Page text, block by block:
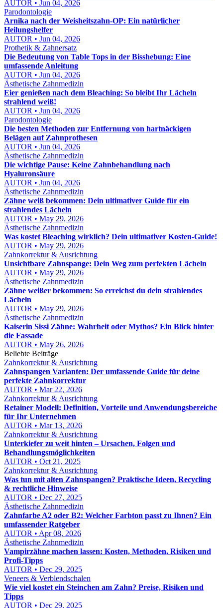
AUTOR • Jun 04, 2026
Parodontologie
Arnika nach der Weisheitszahn-OP: Ein natürlicher
Heilungshelfer
AUTOR • Jun 04, 2026
Prothetik & Zahnersatz
Die Bedeutung von Table Tops in der Bisshebung: Eine
umfassende Anleitung
AUTOR • Jun 04, 2026
Ästhetische Zahnmedizin
Eier genießen nach dem Bleaching: So bleibt Ihr Lächeln
strahlend weiß!
AUTOR • Jun 04, 2026
Parodontologie
Die besten Methoden zur Entfernung von hartnäckigen
Belägen auf Zahnprothesen
AUTOR • Jun 04, 2026
Ästhetische Zahnmedizin
Die wichtige Pause: Keine Zahnbehandlung nach
Hyaluronsäure
AUTOR • Jun 04, 2026
Ästhetische Zahnmedizin
Zähne weiß bekommen: Dein ultimativer Guide für ein
strahlendes Lächeln
AUTOR • May 29, 2026
Ästhetische Zahnmedizin
Was kostet Bleaching wirklich? Dein ultimativer Kosten-Guide!
AUTOR • May 29, 2026
Zahnkorrektur & Ausrichtung
Unsichtbare Zahnspange: Dein Weg zum perfekten Lächeln
AUTOR • May 29, 2026
Ästhetische Zahnmedizin
Zähne weißer bekommen: So erreichst du dein strahlendes
Lächeln
AUTOR • May 29, 2026
Ästhetische Zahnmedizin
Kaiserin Sissi Zähne: Wahrheit oder Mythos? Ein Blick hinter
die Fassade
AUTOR • May 26, 2026
Beliebte Beiträge
Zahnkorrektur & Ausrichtung
Zahnspangen Varianten: Der umfassende Guide für deine
perfekte Zahnkorrektur
AUTOR • Mar 22, 2026
Zahnkorrektur & Ausrichtung
Retainer Modell: Definition, Vorteile und Anwendungsbereiche
für Ihr Unternehmen
AUTOR • Mar 13, 2026
Zahnkorrektur & Ausrichtung
Unterkiefer zu weit hinten – Ursachen, Folgen und
Behandlungsmöglichkeiten
AUTOR • Oct 21, 2025
Zahnkorrektur & Ausrichtung
Was tun mit alten Zahnspangen? Praktische Ideen, Recycling
& rechtliche Hinweise
AUTOR • Dec 27, 2025
Ästhetische Zahnmedizin
Zahnfarbe A2 oder B2: Welcher Farbton passt zu Ihnen? Ein
umfassender Ratgeber
AUTOR • Apr 08, 2026
Ästhetische Zahnmedizin
Vampirzähne machen lassen: Kosten, Methoden, Risiken und
Profi-Tipps
AUTOR • Dec 29, 2025
Veneers & Verblendschalen
Wie viel kostet ein Steinchen am Zahn? Preise, Risiken und
Tipps
AUTOR • Dec 29, 2025